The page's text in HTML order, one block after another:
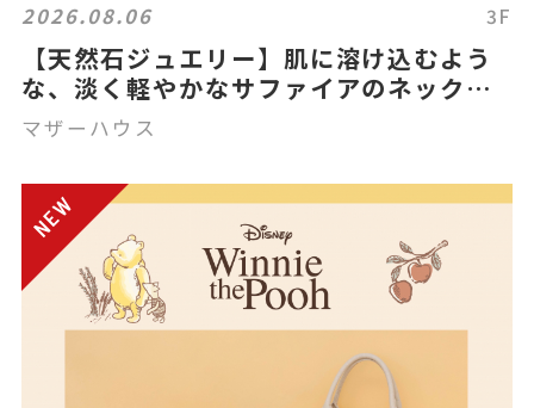
2026.08.06 3F
【天然石ジュエリー】肌に溶け込むよう
な、淡く軽やかなサファイアのネックレ
スとリング
マザーハウス